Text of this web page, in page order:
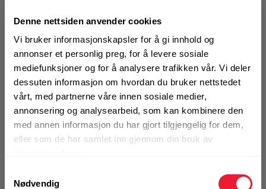
Denne nettsiden anvender cookies
Vi bruker informasjonskapsler for å gi innhold og
annonser et personlig preg, for å levere sosiale
mediefunksjoner og for å analysere trafikken vår. Vi deler
dessuten informasjon om hvordan du bruker nettstedet
vårt, med partnerne våre innen sosiale medier,
annonsering og analysearbeid, som kan kombinere den
med annen informasjon du har gjort tilgjengelig for dem,
eller som de har samlet inn gjennom din bruk av
Nødvendig
Kontakt
Fra rådgivning til sporing av ordre
Kampanjer
Kvalitetsprodukter til ekstra gode priser
Produktnyheter
Innfesting av tre til stål
Mer info
Denne varen finnes ikke lenger i